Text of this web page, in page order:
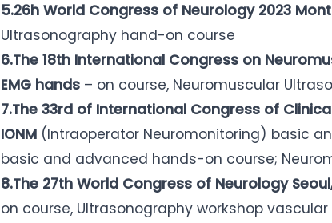
5.26h World Congress of Neurology 2023
Ultrasonography hand-on course
6.The 18th International Congress on
EMG hands – on course, Neuromuscular
7.The 33rd of International Congress of
IONM (Intraoperator Neuromonitoring) basic
basic and advanced hands-on course;
8.The 27th World Congress of Neurology
on course, Ultrasonography workshop